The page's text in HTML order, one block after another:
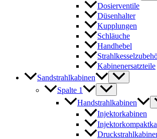
Dosierventile
Düsenhalter
Kupplungen
Schläuche
Handhebel
Kabinenersatzteile
Sandstrahlkabinen
Spalte 1
Handstrahlkabinen
Injektorkabinen